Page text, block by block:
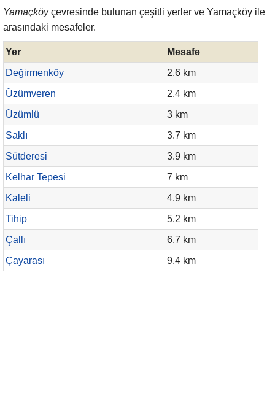
Yamaçköyçevresinde bulunan çeşitli yerler ve Yamaçköy ile
arasındaki mesafeler.
Yer
Mesafe
Değirmenköy
2.6 km
Üzümveren
2.4 km
Üzümlü
3 km
Saklı
3.7 km
Sütderesi
3.9 km
Kelhar Tepesi
7 km
Kaleli
4.9 km
Tihip
5.2 km
Çallı
6.7 km
Çayarası
9.4 km